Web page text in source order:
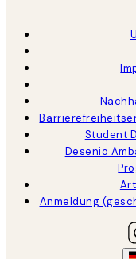
Student
Desenio
Anmeldung